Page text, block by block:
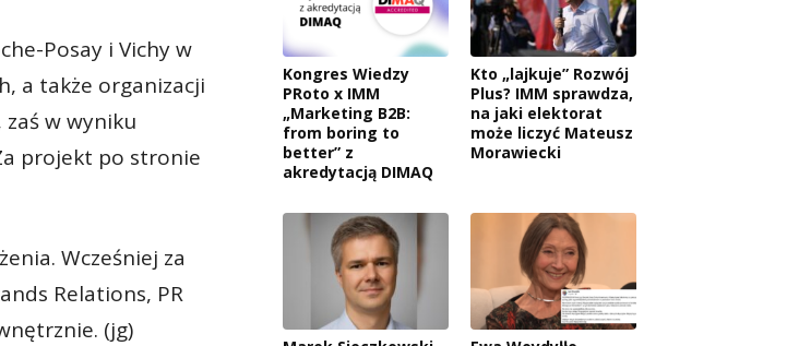
Posay i Vichy w
a także organizacji
w wyniku
projekt po stronie
Wcześniej za
Relations, PR
(jg)
Kongres Wiedzy
PRoto x IMM
„Marketing B2B:
from boring to
better” z
akredytacją DIMAQ
Kto „lajkuje” Rozwój
Plus? IMM sprawdza,
na jaki elektorat
może liczyć Mateusz
Morawiecki